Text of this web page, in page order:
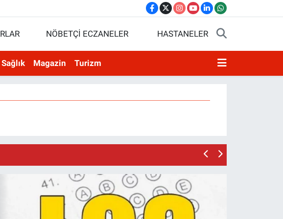
NÖBETÇİ ECZANELER HASTANELER
Sağlık Magazin Turizm
17:15 |Mohamed